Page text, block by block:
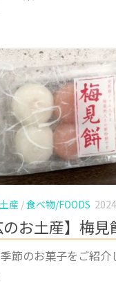
産 /食べ物/FOODS
のお土産】梅見
節のお菓子をご紹介